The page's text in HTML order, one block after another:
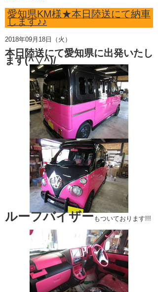
愛知県KM様★本日陸送にて納車
します♪♪
2018年09月18日（火）
本日陸送にて愛知県に出発いたし
ます(^▽^)/
ルーフバイザーもついております!!!